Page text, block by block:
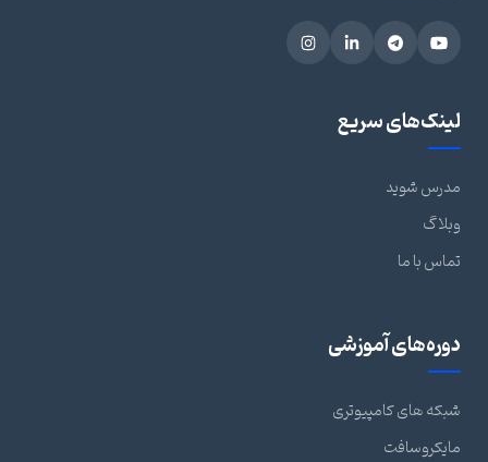
لینک‌های سریع
مدرس شوید
وبلاگ
تماس با ما
دوره‌های آموزشی
شبکه های کامپیوتری
مایکروسافت